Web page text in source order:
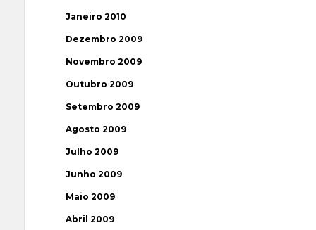
Janeiro 2010
Dezembro 2009
Novembro 2009
Outubro 2009
Setembro 2009
Agosto 2009
Julho 2009
Junho 2009
Maio 2009
Abril 2009